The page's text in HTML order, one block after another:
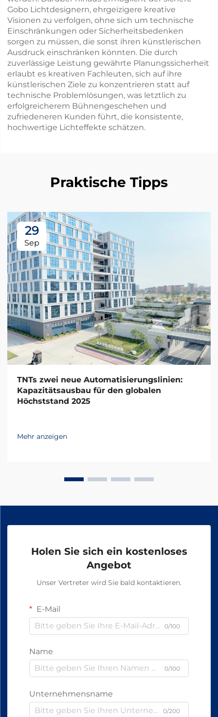
Gobo Lichtdesignern, ehrgeizigere kreative
Visionen zu verfolgen, ohne sich um technische
Einschränkungen oder Sicherheitsbedenken
sorgen zu müssen, die sonst ihren künstlerischen
Ausdruck einschränken könnten. Die durch
zuverlässige Leistung gewährte Planungssicherheit
erlaubt es kreativen Fachleuten, sich auf ihre
künstlerischen Ziele zu konzentrieren statt auf
technische Problemlösungen, was letztlich zu
erfolgreicherem Bühnengeschehen und
zufriedeneren Kunden führt, die konsistente,
hochwertige Lichteffekte schätzen.
Praktische Tipps
29
Sep
TNTs zwei neue Automatisierungslinien:
Kapazitätsausbau für den globalen
Höchststand 2025
Mehr anzeigen
Holen Sie sich ein kostenloses
Angebot
Unser Vertreter wird Sie bald kontaktieren.
E-Mail
0/100
Name
0/100
Unternehmensname
0/200